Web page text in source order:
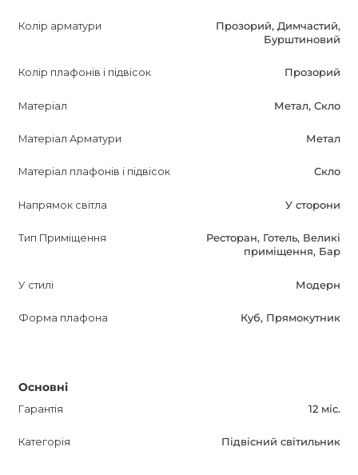
яку кімнату, чи то будинок, чи офісне приміщення. Цей
уваги.
Не пропустіть можливість придбати цей унікальний
світильник, який перетворить ваш інтер'єр і зробить
PENDANT LIGHT 4 - це не тільки функціональний
бездоганний смак.
Колір арматури
Прозорий, Димчастий,
Бурштиновий
Колір плафонів і підвісок Прозорий
Матеріал Метал, Скло
Матеріал Арматури Метал
Матеріал плафонів і підвісок Скло
Напрямок світла У сторони
Тип Приміщення
Ресторан, Готель, Великі
приміщення, Бар
У стилі Модерн
Форма плафона Куб, Прямокутник
Основні
Гарантія 12 міс.
Категорія Підвісний світильник